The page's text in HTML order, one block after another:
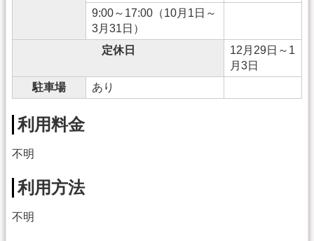
9:00～17:00（10月1日～
3月31日）
定休日
12月29日～1
月3日
駐車場
あり
利用料金
不明
利用方法
不明